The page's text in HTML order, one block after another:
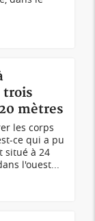
trois
mètres
les corps
ce qui a pu
situé à 24
l'ouest...